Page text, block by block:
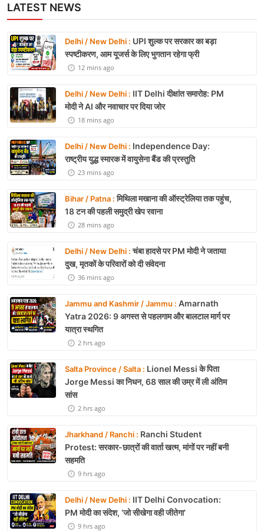
LATEST NEWS
Delhi / New Delhi : UPI शुल्क पर सरकार का बड़ा
स्पष्टीकरण, आम यूजर्स के लिए भुगतान रहेगा फ्री
12 mins ago
Delhi / New Delhi : IIT Delhi दीक्षांत समारोह: PM
मोदी ने AI और नवाचार पर दिया जोर
18 mins ago
Delhi / New Delhi : Independence Day:
राष्ट्रीय युद्ध स्मारक में वायुसेना बैंड की प्रस्तुति
23 mins ago
Bihar / Patna :मिथिला मखाना की ऑस्ट्रेलिया तक पहुंच,
18 टन की पहली समुद्री खेप रवाना
28 mins ago
Delhi / New Delhi :चंबा हादसे पर PM मोदी ने जताया
दुख, मृतकों के परिवारों को दी संवेदना
36 mins ago
Jammu and Kashmir / Jammu : Amarnath
Yatra 2026: 9 अगस्त से पहलगाम और बालटाल मार्ग पर
यात्रा स्थगित
2 hrs ago
Salta Province / Salta : Lionel Messi के पिता
Jorge Messi का निधन, 68 साल की उम्र में ली अंतिम
सांस
2 hrs ago
Jharkhand / Ranchi : Ranchi Student
Protest: सरकार-छात्रों की वार्ता खत्म, मांगों पर नहीं बनी
सहमति
9 hrs ago
Delhi / New Delhi : IIT Delhi Convocation:
PM मोदी का संदेश, ‘जो सीखेगा वही जीतेगा’
9 hrs ago